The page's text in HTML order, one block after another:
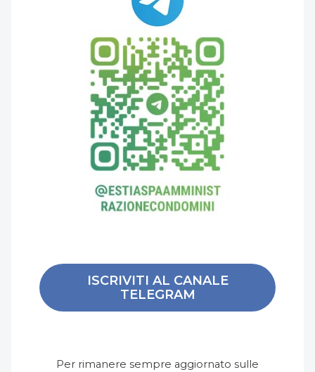
ISCRIVITI AL CANALE
TELEGRAM
Per rimanere sempre aggiornato sulle